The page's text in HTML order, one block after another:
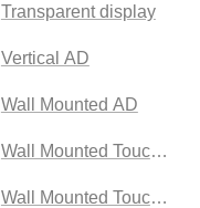
Whiteboard
Transparent display
Vertical AD
Wall Mounted AD
Wall Mounted Touch
Wall Mounted Touch